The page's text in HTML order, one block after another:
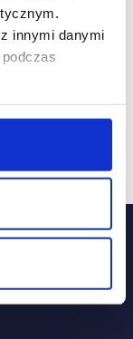
innymi danymi
z marką